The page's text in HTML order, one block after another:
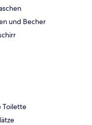
und Becher
Toilette